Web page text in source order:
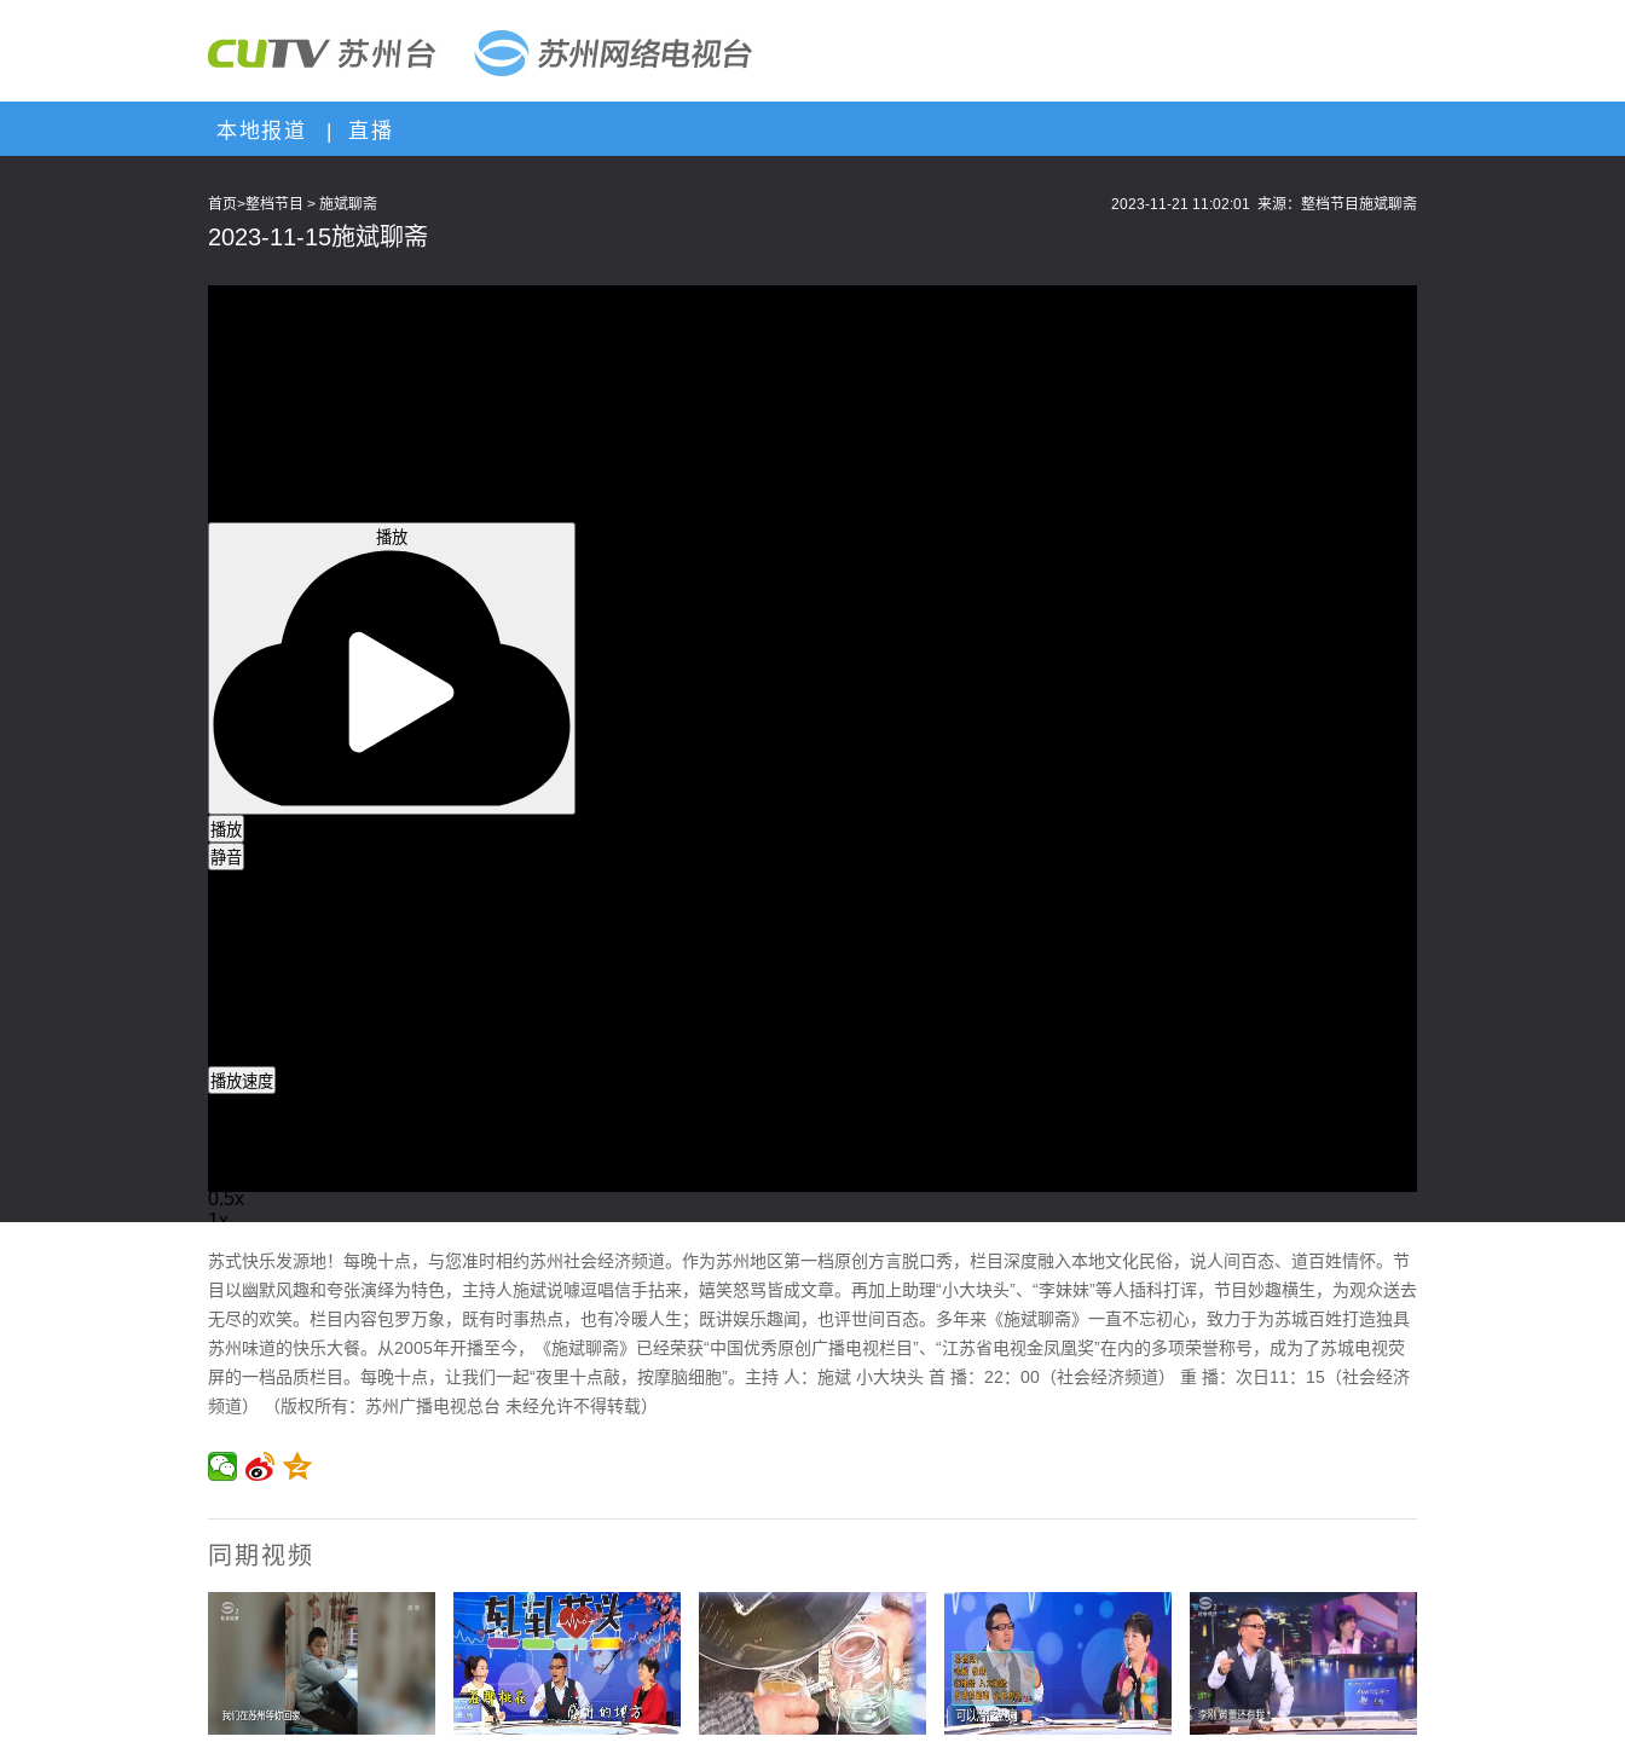
本地报道 | 直播
首页>整档节目 > 施斌聊斋 2023-11-21 11:02:01 来源： 整档节目施斌聊斋
2023-11-15施斌聊斋
播放
播放
静音
播放速度
0.5x
1x
节目段落
描述
关闭描述 , 选择
字幕
undefined settings, opens undefined settings dialog
captions and subtitles off, 选择
全屏
媒体文件不存在。
Error Code : 10008
Error Type : SERVER_ERR
关闭弹窗
开始对话视窗。离开会取消及关闭视窗
Transparency
Color
Transparency
苏式快乐发源地！每晚十点，与您准时相约苏州社会经济频道。作为苏州地区第一档原创方言脱口秀，栏目深度融入本地文化民俗，说人间百态、道百姓情怀。节
目以幽默风趣和夸张演绎为特色，主持人施斌说噱逗唱信手拈来，嬉笑怒骂皆成文章。再加上助理“小大块头”、“李妹妹”等人插科打诨，节目妙趣横生，为观众送去
无尽的欢笑。栏目内容包罗万象，既有时事热点，也有冷暖人生；既讲娱乐趣闻，也评世间百态。多年来《施斌聊斋》一直不忘初心，致力于为苏城百姓打造独具
苏州味道的快乐大餐。从2005年开播至今，《施斌聊斋》已经荣获“中国优秀原创广播电视栏目”、“江苏省电视金凤凰奖”在内的多项荣誉称号，成为了苏城电视荧
屏的一档品质栏目。每晚十点，让我们一起“夜里十点敲，按摩脑细胞”。主持 人：施斌 小大块头 首 播：22：00（社会经济频道） 重 播：次日11：15（社会经济
频道） （版权所有：苏州广播电视总台 未经允许不得转载）
同期视频